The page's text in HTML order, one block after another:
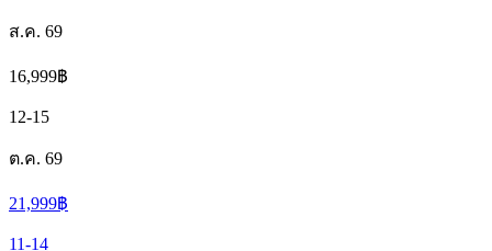
ส.ค. 69
16,999฿
12-15
ต.ค. 69
21,999฿
11-14